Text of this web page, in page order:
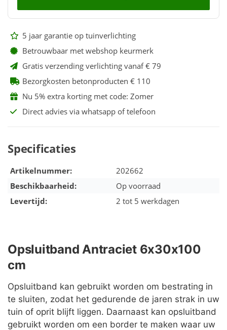
5 jaar garantie op tuinverlichting
Betrouwbaar met webshop keurmerk
Gratis verzending verlichting vanaf € 79
Bezorgkosten betonproducten € 110
Nu 5% extra korting met code: Zomer
Direct advies via whatsapp of telefoon
Specificaties
Artikelnummer:
202662
Beschikbaarheid:
Op voorraad
Levertijd:
2 tot 5 werkdagen
Opsluitband Antraciet 6x30x100
cm
Opsluitband kan gebruikt worden om bestrating in
te sluiten, zodat het gedurende de jaren strak in uw
tuin of oprit blijft liggen. Daarnaast kan opsluitband
gebruikt worden om een border te maken waar uw